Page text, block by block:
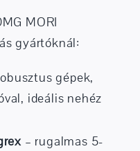
MORI
gyártóknál:
gépek,
ideális nehéz
– rugalmas 5-